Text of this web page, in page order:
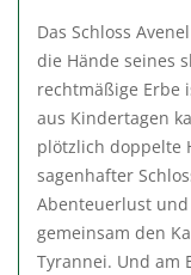
Das Schloss
die Hände seines
rechtmäßige Erbe
aus Kindertagen
plötzlich doppelte
sagenhafter
Abenteuerlust
gemeinsam den
Tyrannei. Und am